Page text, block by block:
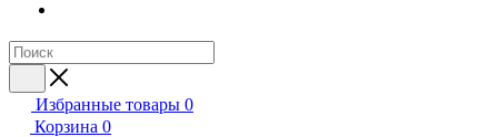
Избранные товары 0
Корзина 0